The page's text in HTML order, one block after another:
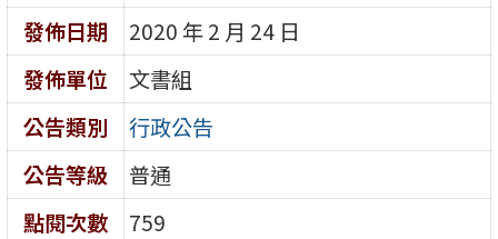
發佈日期
2020 年 2 月 24 日
發佈單位
文書組
公告類別
行政公告
公告等級
普通
點閱次數
759